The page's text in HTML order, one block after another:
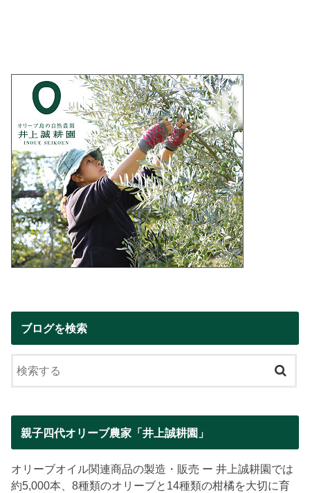
ブログを検索
親子四代オリーブ農家「井上誠耕園」
オリーブオイル関連商品の製造・販売 ー 井上誠耕園では
約5,000本、8種類のオリーブと14種類の柑橘を大切に育